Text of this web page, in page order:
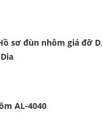
sơ đùn nhôm giá đỡ D,
AL-4040